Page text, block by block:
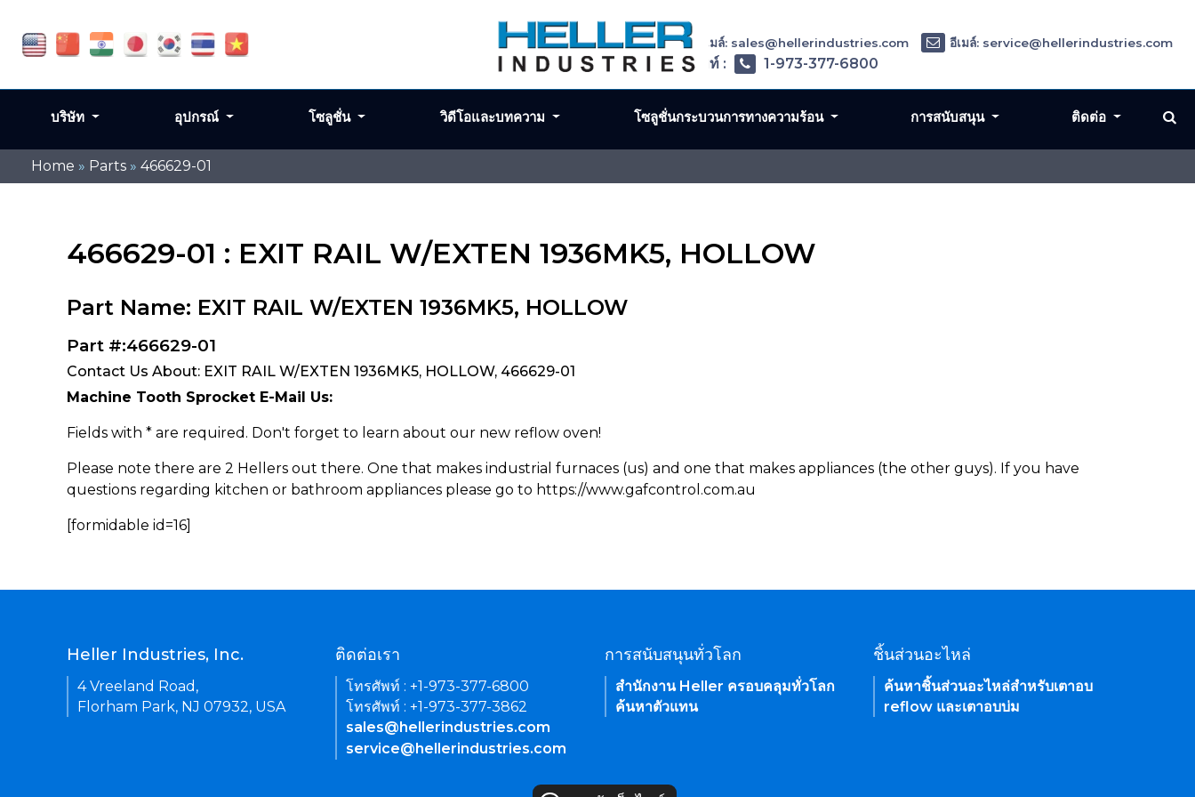
Home » Parts » 466629-01
466629-01 : EXIT RAIL W/EXTEN 1936MK5, HOLLOW
Part Name: EXIT RAIL W/EXTEN 1936MK5, HOLLOW
Part #:466629-01
Contact Us About: EXIT RAIL W/EXTEN 1936MK5, HOLLOW, 466629-01
Machine Tooth Sprocket E-Mail Us:
Fields with * are required. Don't forget to learn about our new reflow oven!
Please note there are 2 Hellers out there. One that makes industrial furnaces (us) and one that makes appliances (the other guys). If you have
questions regarding kitchen or bathroom appliances please go to https://www.gafcontrol.com.au
[formidable id=16]
อีเมล์: sales@hellerindustries.com อีเมล์: service@hellerindustries.com
โทรศัพท์ : 1-973-377-6800
บริษัท อุปกรณ์ โซลูชั่น วิดีโอและบทความ โซลูชั่นกระบวนการทางความร้อน การสนับสนุน ติดต่อ
Heller Industries, Inc.
4 Vreeland Road,
Florham Park, NJ 07932, USA
ติดต่อเรา
โทรศัพท์ : +1-973-377-6800
โทรศัพท์ : +1-973-377-3862
sales@hellerindustries.com
service@hellerindustries.com
การสนับสนุนทั่วโลก
สำนักงาน Heller ครอบคลุมทั่วโลก
ค้นหาตัวแทน
ชิ้นส่วนอะไหล่
ค้นหาชิ้นส่วนอะไหล่สำหรับเตาอบ
reflow และเตาอบบ่ม